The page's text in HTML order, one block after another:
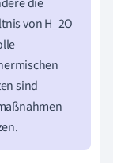
von H_2O
sind